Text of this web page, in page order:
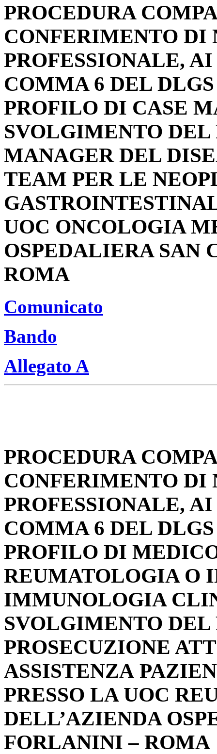
PROCEDURA
CONFERIMENTO DI
PROFESSIONALE,
COMMA 6 DEL
PROFILO DI CASE
SVOLGIMENTO DEL
MANAGER DEL
TEAM PER LE
UOC ONCOLOGIA
OSPEDALIERA
ROMA
Comunicato
Bando
Allegato A
PROCEDURA
CONFERIMENTO DI
PROFESSIONALE,
COMMA 6 DEL
PROFILO DI
REUMATOLOGIA O
IMMUNOLOGIA
SVOLGIMENTO DEL
PROSECUZIONE
ASSISTENZA
PRESSO LA UOC
DELL’AZIENDA
FORLANINI – ROMA